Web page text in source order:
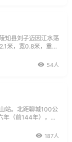
知县刘子迈因江水荡
米，宽0.8米，重约
54人
站。北距聊城100公
年（前144年），汉
。唐宋时黄河溃决，
187人